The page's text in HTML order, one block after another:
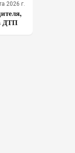
2026 г.
ДТП